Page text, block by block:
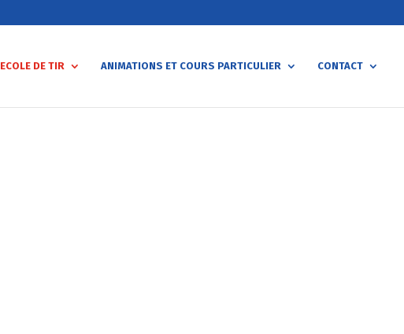
ECOLE DE TIR ANIMATIONS ET COURS PARTICULIER CONTACT